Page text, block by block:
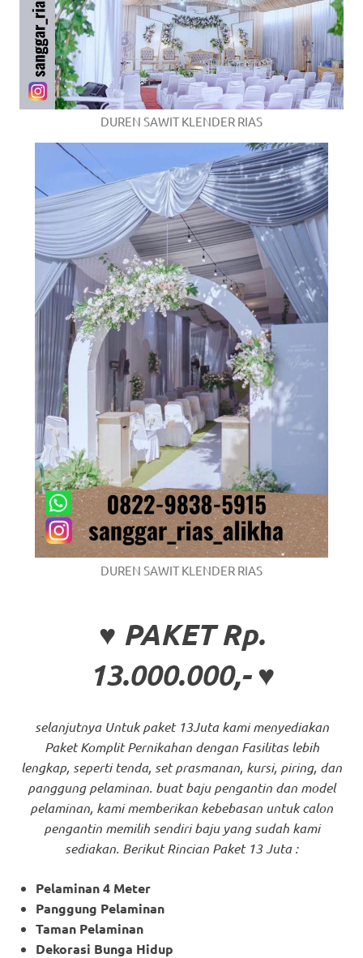
DUREN SAWIT KLENDER RIAS
DUREN SAWIT KLENDER RIAS
♥ PAKET Rp.
13.000.000,- ♥
selanjutnya Untuk paket 13Juta kami menyediakan
Paket Komplit Pernikahan dengan Fasilitas lebih
lengkap, seperti tenda, set prasmanan, kursi, piring, dan
panggung pelaminan. buat baju pengantin dan model
pelaminan, kami memberikan kebebasan untuk calon
pengantin memilih sendiri baju yang sudah kami
sediakan. Berikut Rincian Paket 13 Juta :
Pelaminan 4 Meter
Panggung Pelaminan
Taman Pelaminan
Dekorasi Bunga Hidup